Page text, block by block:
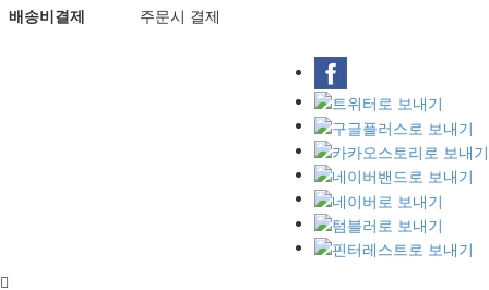
배송비결제
주문시 결제